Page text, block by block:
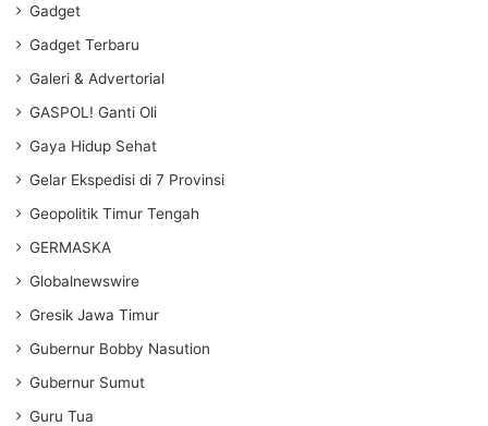
Gadget
Gadget Terbaru
Galeri & Advertorial
GASPOL! Ganti Oli
Gaya Hidup Sehat
Gelar Ekspedisi di 7 Provinsi
Geopolitik Timur Tengah
GERMASKA
Globalnewswire
Gresik Jawa Timur
Gubernur Bobby Nasution
Gubernur Sumut
Guru Tua